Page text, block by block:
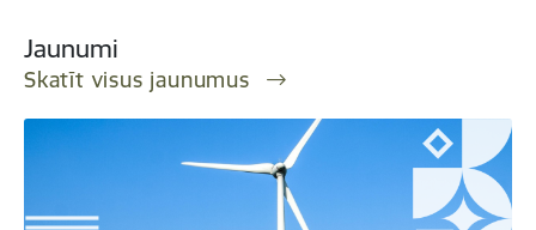
Jaunumi
Skatīt visus jaunumus